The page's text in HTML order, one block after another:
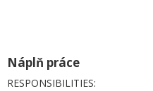
Náplň práce
RESPONSIBILITIES: